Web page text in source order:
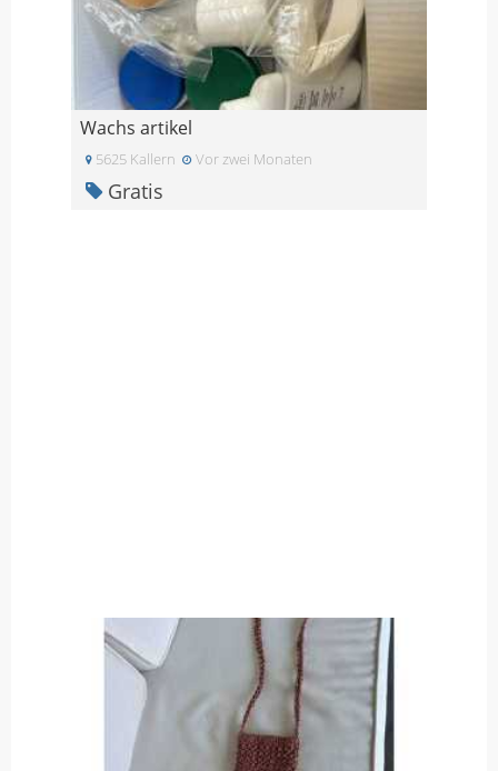
Wachs artikel
5625 Kallern Vor zwei Monaten
Gratis